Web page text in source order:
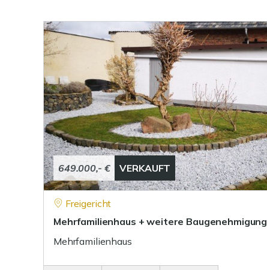
649.000,- € VERKAUFT
Freigericht
Mehrfamilienhaus + weitere Baugenehmigung
Mehrfamilienhaus